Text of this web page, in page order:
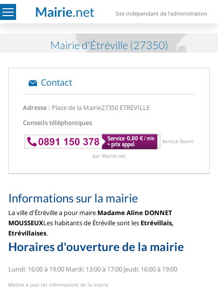
Site indépendant de l'administration
Mairie d'Étréville (27350)
Contact
Adresse : Place de la Mairie27350 ETREVILLE
Conseils téléphoniques
Service fourni
par Mairie.net
Informations sur la mairie
La ville d'Étréville a pour maire Madame Aline DONNET
MOUSSEUXLes habitants de Étréville sont les Etrévillais,
Etrévillaises.
Horaires d'ouverture de la mairie
Lundi: 16:00 à 19:00 Mardi: 13:00 à 17:00 Jeudi: 16:00 à 19:00
Mettre à jour les informations de la mairie